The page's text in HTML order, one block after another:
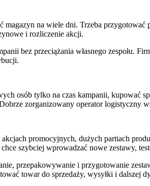
magazyn na wiele dni. Trzeba
i rozliczenie akcji.
bez przeciążania własnego zespołu.
osób tylko na czas kampanii,
zorganizowany operator logistyczny
promocyjnych, dużych partiach
szybciej wprowadzać nowe zestawy,
przepakowywanie i przygotowanie
towar do sprzedaży, wysyłki i dalszej